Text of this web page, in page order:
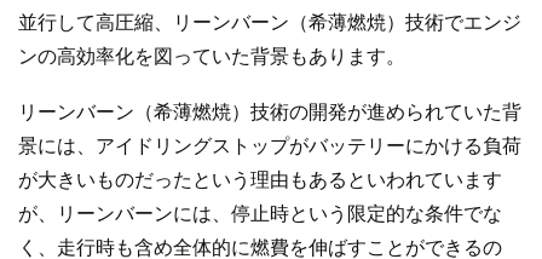
並行して高圧縮、リーンバーン（希薄燃焼）技術でエンジ
ンの高効率化を図っていた背景もあります。
リーンバーン（希薄燃焼）技術の開発が進められていた背
景には、アイドリングストップがバッテリーにかける負荷
が大きいものだったという理由もあるといわれています
が、リーンバーンには、停止時という限定的な条件でな
く、走行時も含め全体的に燃費を伸ばすことができるの